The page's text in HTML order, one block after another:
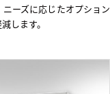
ーズに応じたオプション
します。